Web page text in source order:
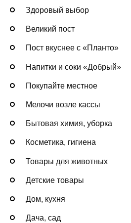
Здоровый выбор
Великий пост
Пост вкуснее с «Планто»
Напитки и соки «Добрый»
Покупайте местное
Мелочи возле кассы
Бытовая химия, уборка
Косметика, гигиена
Товары для животных
Детские товары
Дом, кухня
Дача, сад